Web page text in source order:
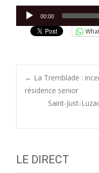
Lecteur
audio
00:00
Post
← La Tremblade :
résidence senior
Saint-Just-
LE DIRECT